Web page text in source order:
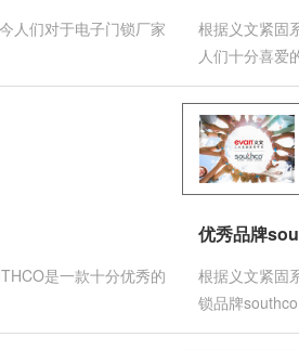
人们对于电子门锁厂家
根据义文紧固
人们十分喜爱
是一款十分优秀的
优秀品牌
根据义文紧固
锁品牌